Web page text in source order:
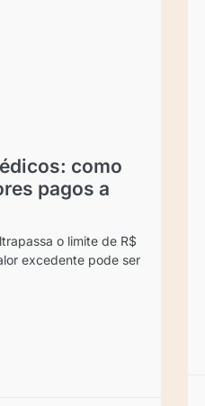
como
pagos a
o limite de R$
excedente pode ser